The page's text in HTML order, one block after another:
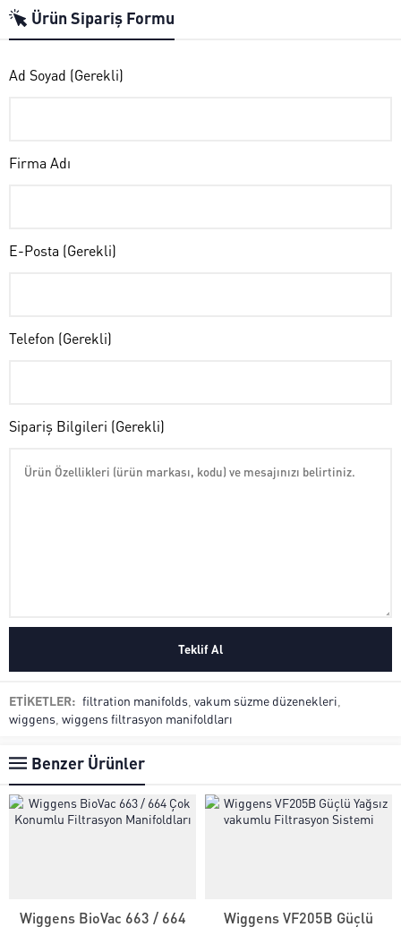
Ürün Sipariş Formu
Ad Soyad (Gerekli)
Firma Adı
E-Posta (Gerekli)
Telefon (Gerekli)
Sipariş Bilgileri (Gerekli)
ETİKETLER: filtration manifolds vakum süzme düzenekleri
wiggens wiggens filtrasyon manifoldları
Benzer Ürünler
Wiggens BioVac 663 / 664 Wiggens VF205B Güçlü